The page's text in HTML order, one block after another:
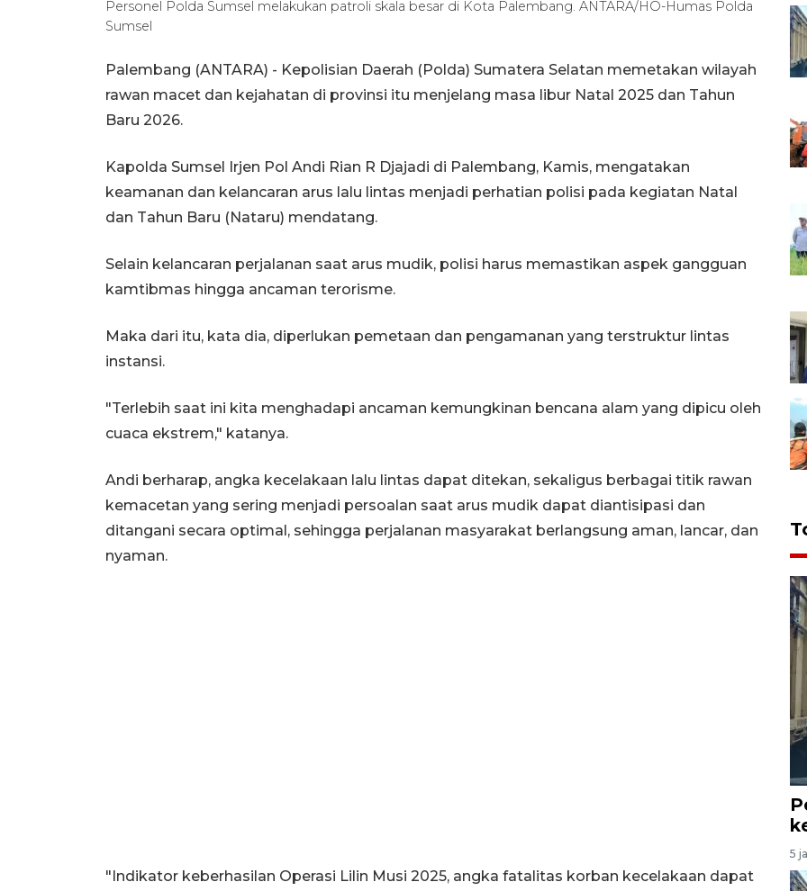
Personel Polda Sumsel melakukan patroli skala besar di Kota Palembang. ANTARA/HO-Humas Polda
Sumsel
Palembang (ANTARA) - Kepolisian Daerah (Polda) Sumatera Selatan memetakan wilayah
rawan macet dan kejahatan di provinsi itu menjelang masa libur Natal 2025 dan Tahun
Baru 2026.
Kapolda Sumsel Irjen Pol Andi Rian R Djajadi di Palembang, Kamis, mengatakan
keamanan dan kelancaran arus lalu lintas menjadi perhatian polisi pada kegiatan Natal
dan Tahun Baru (Nataru) mendatang.
Selain kelancaran perjalanan saat arus mudik, polisi harus memastikan aspek gangguan
kamtibmas hingga ancaman terorisme.
Maka dari itu, kata dia, diperlukan pemetaan dan pengamanan yang terstruktur lintas
instansi.
"Terlebih saat ini kita menghadapi ancaman kemungkinan bencana alam yang dipicu oleh
cuaca ekstrem," katanya.
Andi berharap, angka kecelakaan lalu lintas dapat ditekan, sekaligus berbagai titik rawan
kemacetan yang sering menjadi persoalan saat arus mudik dapat diantisipasi dan
ditangani secara optimal, sehingga perjalanan masyarakat berlangsung aman, lancar, dan
nyaman.
"Indikator keberhasilan Operasi Lilin Musi 2025, angka fatalitas korban kecelakaan dapat
5